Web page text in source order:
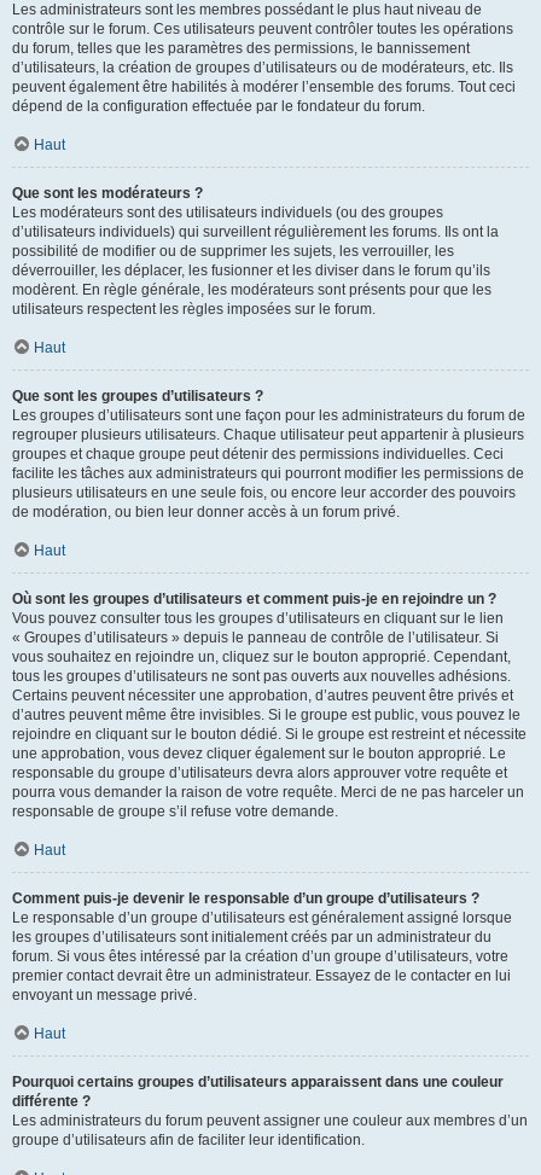
Les administrateurs sont les membres possédant le plus haut niveau de
contrôle sur le forum. Ces utilisateurs peuvent contrôler toutes les opérations
du forum, telles que les paramètres des permissions, le bannissement
d’utilisateurs, la création de groupes d’utilisateurs ou de modérateurs, etc. Ils
peuvent également être habilités à modérer l’ensemble des forums. Tout ceci
dépend de la configuration effectuée par le fondateur du forum.
Haut
Que sont les modérateurs ?
Les modérateurs sont des utilisateurs individuels (ou des groupes
d’utilisateurs individuels) qui surveillent régulièrement les forums. Ils ont la
possibilité de modifier ou de supprimer les sujets, les verrouiller, les
déverrouiller, les déplacer, les fusionner et les diviser dans le forum qu’ils
modèrent. En règle générale, les modérateurs sont présents pour que les
utilisateurs respectent les règles imposées sur le forum.
Haut
Que sont les groupes d’utilisateurs ?
Les groupes d’utilisateurs sont une façon pour les administrateurs du forum de
regrouper plusieurs utilisateurs. Chaque utilisateur peut appartenir à plusieurs
groupes et chaque groupe peut détenir des permissions individuelles. Ceci
facilite les tâches aux administrateurs qui pourront modifier les permissions de
plusieurs utilisateurs en une seule fois, ou encore leur accorder des pouvoirs
de modération, ou bien leur donner accès à un forum privé.
Haut
Où sont les groupes d’utilisateurs et comment puis-je en rejoindre un ?
Vous pouvez consulter tous les groupes d’utilisateurs en cliquant sur le lien
« Groupes d’utilisateurs » depuis le panneau de contrôle de l’utilisateur. Si
vous souhaitez en rejoindre un, cliquez sur le bouton approprié. Cependant,
tous les groupes d’utilisateurs ne sont pas ouverts aux nouvelles adhésions.
Certains peuvent nécessiter une approbation, d’autres peuvent être privés et
d’autres peuvent même être invisibles. Si le groupe est public, vous pouvez le
rejoindre en cliquant sur le bouton dédié. Si le groupe est restreint et nécessite
une approbation, vous devez cliquer également sur le bouton approprié. Le
responsable du groupe d’utilisateurs devra alors approuver votre requête et
pourra vous demander la raison de votre requête. Merci de ne pas harceler un
responsable de groupe s’il refuse votre demande.
Haut
Comment puis-je devenir le responsable d’un groupe d’utilisateurs ?
Le responsable d’un groupe d’utilisateurs est généralement assigné lorsque
les groupes d’utilisateurs sont initialement créés par un administrateur du
forum. Si vous êtes intéressé par la création d’un groupe d’utilisateurs, votre
premier contact devrait être un administrateur. Essayez de le contacter en lui
envoyant un message privé.
Haut
Pourquoi certains groupes d’utilisateurs apparaissent dans une couleur
différente ?
Les administrateurs du forum peuvent assigner une couleur aux membres d’un
groupe d’utilisateurs afin de faciliter leur identification.